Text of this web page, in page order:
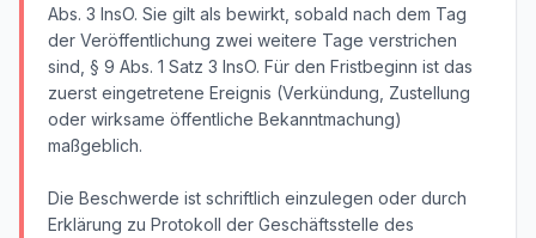
Abs. 3 InsO. Sie gilt als bewirkt, sobald nach dem Tag
der Veröffentlichung zwei weitere Tage verstrichen
sind, § 9 Abs. 1 Satz 3 InsO. Für den Fristbeginn ist das
zuerst eingetretene Ereignis (Verkündung, Zustellung
oder wirksame öffentliche Bekanntmachung)
maßgeblich.
Die Beschwerde ist schriftlich einzulegen oder durch
Erklärung zu Protokoll der Geschäftsstelle des